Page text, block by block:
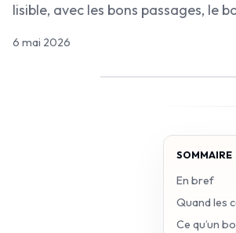
lisible, avec les bons passages, le
6 mai 2026
SOMMAIRE
En bref
Quand les
Ce qu’un